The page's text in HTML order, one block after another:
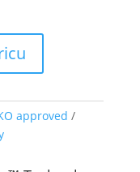
approved